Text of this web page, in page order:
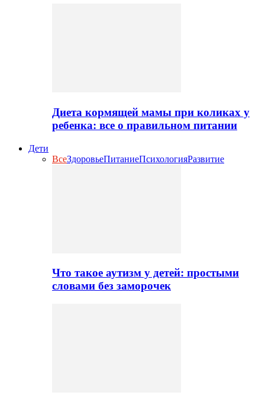
Диета кормящей мамы при коликах у
ребенка: все о правильном питании
Дети
ВсеЗдоровьеПитаниеПсихологияРазвитие
Что такое аутизм у детей: простыми
словами без заморочек